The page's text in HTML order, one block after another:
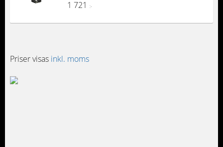
1 721 :-
Priser visas inkl. moms